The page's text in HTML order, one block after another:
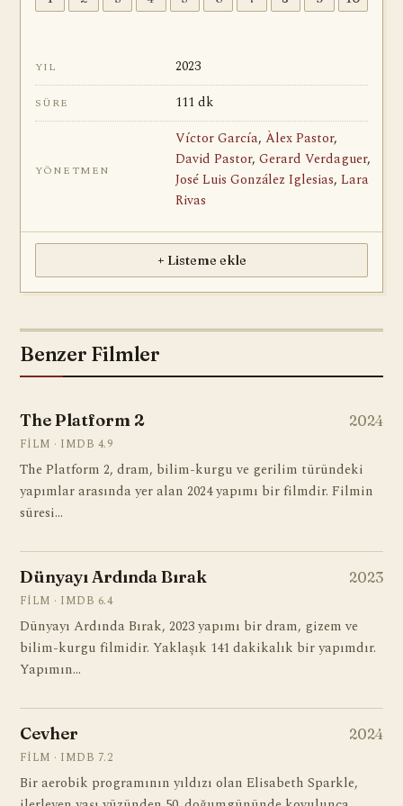
YIL 2023
SÜRE 111 dk
YÖNETMEN
Víctor García, Àlex Pastor,
David Pastor, Gerard Verdaguer,
José Luis González Iglesias, Lara
Rivas
+ Listeme ekle
Benzer Filmler
The Platform 2 2024
FILM · IMDB 4.9
The Platform 2, dram, bilim-kurgu ve gerilim türündeki
yapımlar arasında yer alan 2024 yapımı bir filmdir. Filmin
süresi…
Dünyayı Ardında Bırak 2023
FILM · IMDB 6.4
Dünyayı Ardında Bırak, 2023 yapımı bir dram, gizem ve
bilim-kurgu filmidir. Yaklaşık 141 dakikalık bir yapımdır.
Yapımın…
Cevher 2024
FILM · IMDB 7.2
Bir aerobik programının yıldızı olan Elisabeth Sparkle,